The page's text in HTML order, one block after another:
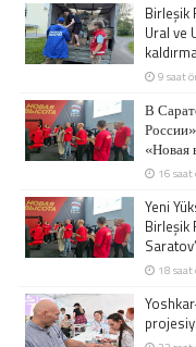
Birleşik
Ural ve
9 saat
В
«Новая
16 saat
Yeni
Birleşik
18 saat